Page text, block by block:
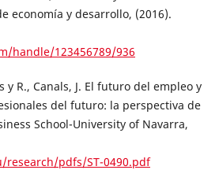
economía y desarrollo, (2016).
handle/123456789/936
y R., Canals, J. El futuro del empleo y
del futuro: la perspectiva de
School-University of Navarra,
pdfs/ST-0490.pdf